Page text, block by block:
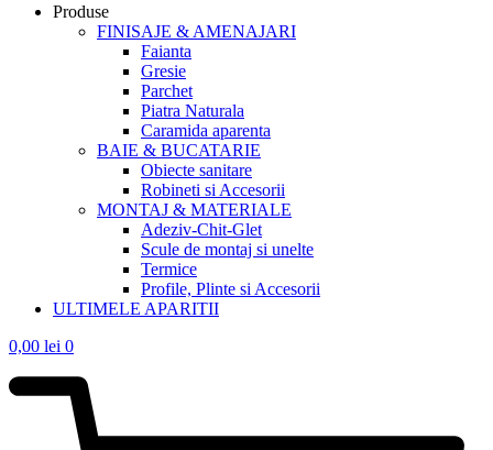
Produse
FINISAJE & AMENAJARI
Faianta
Gresie
Parchet
Piatra Naturala
Caramida aparenta
BAIE & BUCATARIE
Obiecte sanitare
Robineti si Accesorii
MONTAJ & MATERIALE
Adeziv-Chit-Glet
Scule de montaj si unelte
Termice
Profile, Plinte si Accesorii
ULTIMELE APARITII
0,00 lei 0